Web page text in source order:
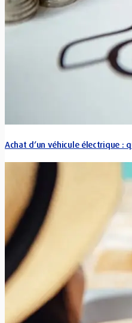
Achat d’un véhicule électrique :